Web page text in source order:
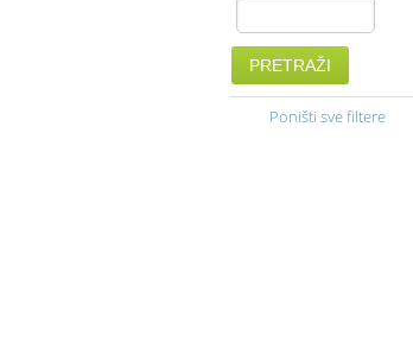
PRETRAŽI
Poništi sve filtere